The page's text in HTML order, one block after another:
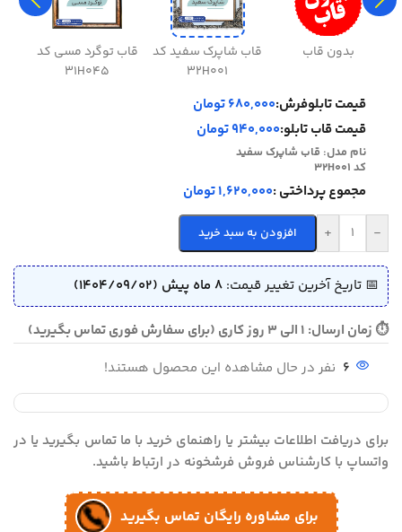
بدون قاب
قاب شاپرک سفید کد
32H001
قاب توگرد مسی کد
31H045
قیمت تابلوفرش:680,000 تومان
قیمت قاب تابلو:940,000 تومان
نام مدل: قاب شاپرک سفید
کد 32H001
مجموع پرداختی :1,620,000 تومان
-
+ افزودن به سبد خرید
📅 تاریخ آخرین تغییر قیمت: 8 ماه پیش (1404/09/02)
⏱ زمان ارسال: 1 الی 3 روز کاری (برای سفارش فوری تماس بگیرید)
6 نفر در حال مشاهده این محصول هستند!
برای دریافت اطلاعات بیشتر یا راهنمای خرید با ما تماس بگیرید یا در
واتساپ با کارشناس فروش فرشخونه در ارتباط باشید.
برای مشاوره رایگان تماس بگیرید